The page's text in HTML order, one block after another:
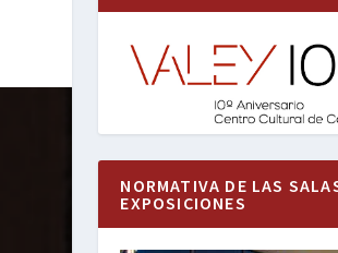
NORMATIVA DE LAS
EXPOSICIONES